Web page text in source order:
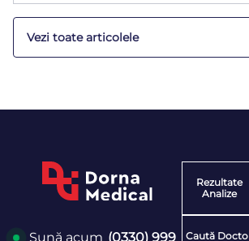
Vezi toate articolele
Sună acum (0330) 999
Rezultate
Analize
Caută